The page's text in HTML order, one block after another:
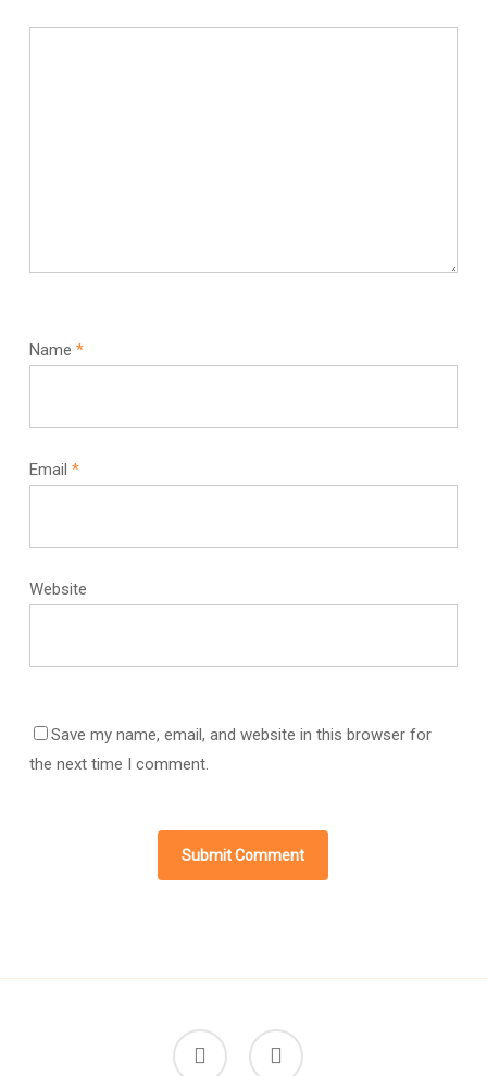
Name *
Email *
Website
Save my name, email, and website in this browser for
the next time I comment.
facebook instagram